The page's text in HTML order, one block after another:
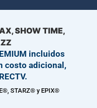
incluidos
costo adicional,
STARZ® y EPIX®